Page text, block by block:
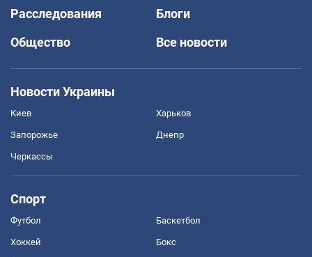
Расследования
Блоги
Общество
Все новости
Новости Украины
Киев Харьков
Запорожье Днепр
Черкассы
Спорт
Футбол Баскетбол
Хоккей Бокс